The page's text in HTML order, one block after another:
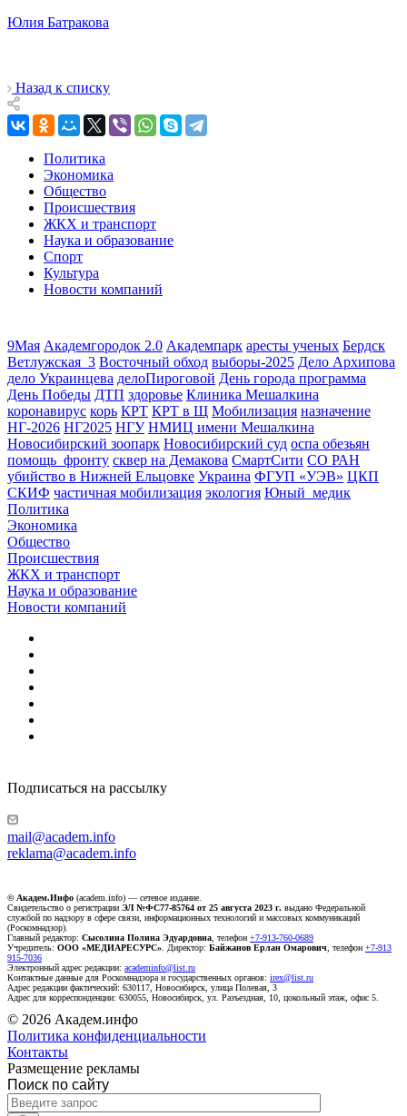
Юлия Батракова
Назад к списку
Политика
Экономика
Общество
Происшествия
ЖКХ и транспорт
Наука и образование
Спорт
Культура
Новости компаний
9Мая Академгородок 2.0 Академпарк аресты ученых Бердск
Ветлужская_3 Восточный обход выборы-2025 Дело Архипова
дело Украинцева делоПироговой День города программа
День Победы ДТП здоровье Клиника Мешалкина
коронавирус корь КРТ КРТ в Щ Мобилизация назначение
НГ-2026 НГ2025 НГУ НМИЦ имени Мешалкина
Новосибирский зоопарк Новосибирский суд оспа обезьян
помощь_фронту сквер на Демакова СмартСити СО РАН
убийство в Нижней Ельцовке Украина ФГУП «УЭВ» ЦКП
СКИФ частичная мобилизация экология Юный_медик
Политика
Экономика
Общество
Происшествия
ЖКХ и транспорт
Наука и образование
Новости компаний
Подписаться на рассылку
mail@academ.info
reklama@academ.info
© Академ.Инфо (academ.info) — сетевое издание.
Свидетельство о регистрации ЭЛ №ФС77-85764 от 25 августа 2023 г. выдано Федеральной
службой по надзору в сфере связи, информационных технологий и массовых коммуникаций
(Роскомнадзор).
Главный редактор: Сысолина Полина Эдуардовна , телефон +7-913-760-0689
Учредитель: ООО «МЕДИАРЕСУРС» . Директор: Байжанов Ерлан Омарович , телефон +7-913
915-7036
Электронный адрес редакции: academinfo@list.ru
Контактные данные для Роскомнадзора и государственных органов: irex@list.ru
Адрес редакции фактический: 630117, Новосибирск, улица Полевая, 3
Адрес для корреспонденции: 630055, Новосибирск, ул. Разъездная, 10, цокольный этаж, офис 5.
© 2026 Академ.инфо
Политика конфиденциальности
Контакты
Размещение рекламы
Поиск по сайту